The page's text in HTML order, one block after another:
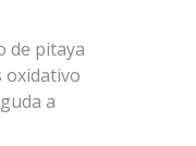
de pitaya
oxidativo
a